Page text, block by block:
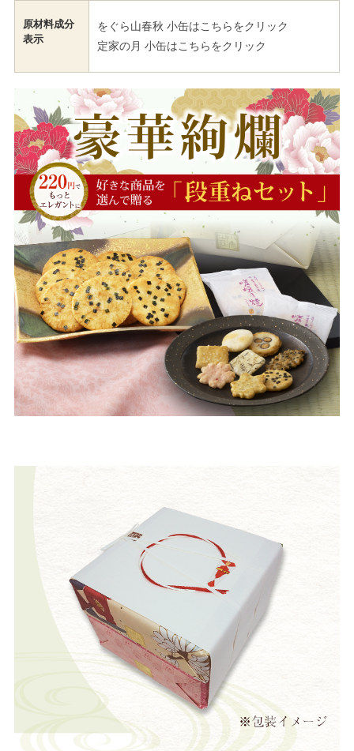
原材料成分
表示
をぐら山春秋 小缶はこちらをクリック
定家の月 小缶はこちらをクリック